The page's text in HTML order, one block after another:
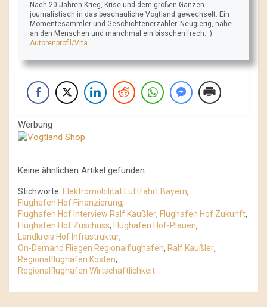
Nach 20 Jahren Krieg, Krise und dem großen Ganzen
journalistisch in das beschauliche Vogtland gewechselt. Ein
Momentesammler und Geschichtenerzähler. Neugierig, nahe
an den Menschen und manchmal ein bisschen frech. :)
Autorenprofil/Vita
Werbung
Keine ähnlichen Artikel gefunden.
Stichworte: Elektromobilität Luftfahrt Bayern,
Flughafen Hof Finanzierung,
Flughafen Hof Interview Ralf Kaußler, Flughafen Hof Zukunft,
Flughafen Hof Zuschuss, Flughafen Hof-Plauen,
Landkreis Hof Infrastruktur,
On-Demand Fliegen Regionalflughafen, Ralf Kaußler,
Regionalflughafen Kosten,
Regionalflughafen Wirtschaftlichkeit